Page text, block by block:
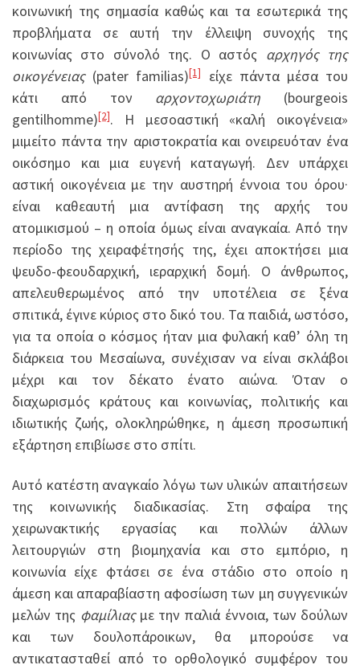
κοινωνική της σημασία καθώς και τα εσωτερικά της
προβλήματα σε αυτή την έλλειψη συνοχής της
κοινωνίας στο σύνολό της. Ο αστός αρχηγός της
οικογένειας (pater familias)[1]
είχε πάντα μέσα του
κάτι από τον αρχοντοχωριάτη (bourgeois
gentilhomme)[2]. Η μεσοαστική «καλή οικογένεια»
μιμείτο πάντα την αριστοκρατία και ονειρευόταν ένα
οικόσημο και μια ευγενή καταγωγή. Δεν υπάρχει
αστική οικογένεια με την αυστηρή έννοια του όρου·
είναι καθεαυτή μια αντίφαση της αρχής του
ατομικισμού – η οποία όμως είναι αναγκαία. Από την
περίοδο της χειραφέτησής της, έχει αποκτήσει μια
ψευδο-φεουδαρχική, ιεραρχική δομή. Ο άνθρωπος,
απελευθερωμένος από την υποτέλεια σε ξένα
σπιτικά, έγινε κύριος στο δικό του. Τα παιδιά, ωστόσο,
για τα οποία ο κόσμος ήταν μια φυλακή καθ’ όλη τη
διάρκεια του Μεσαίωνα, συνέχισαν να είναι σκλάβοι
μέχρι και τον δέκατο ένατο αιώνα. Όταν ο
διαχωρισμός κράτους και κοινωνίας, πολιτικής και
ιδιωτικής ζωής, ολοκληρώθηκε, η άμεση προσωπική
εξάρτηση επιβίωσε στο σπίτι.
Αυτό κατέστη αναγκαίο λόγω των υλικών απαιτήσεων
της κοινωνικής διαδικασίας. Στη σφαίρα της
χειρωνακτικής εργασίας και πολλών άλλων
λειτουργιών στη βιομηχανία και στο εμπόριο, η
κοινωνία είχε φτάσει σε ένα στάδιο στο οποίο η
άμεση και απαραβίαστη αφοσίωση των μη συγγενικών
μελών της φαμίλιαςμε την παλιά έννοια, των δούλων
και των δουλοπάροικων, θα μπορούσε να
αντικατασταθεί από το ορθολογικό συμφέρον του